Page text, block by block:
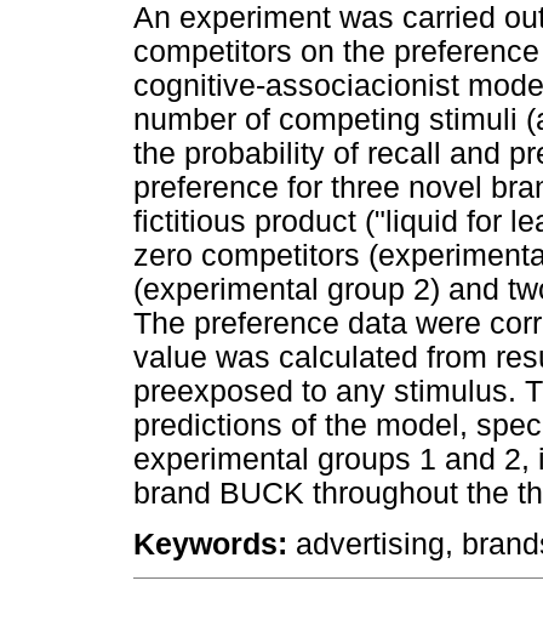
An experiment was carried
competitors on the
cognitive-associacionist
number of competing stimuli
the probability of recall and
preference for three novel
fictitious product ("liquid for
zero competitors
(experimental group 2) and
The preference data were
value was calculated from
preexposed to any stimulus.
predictions of the model,
experimental groups 1 and
brand BUCK throughout the
Keywords: advertising,